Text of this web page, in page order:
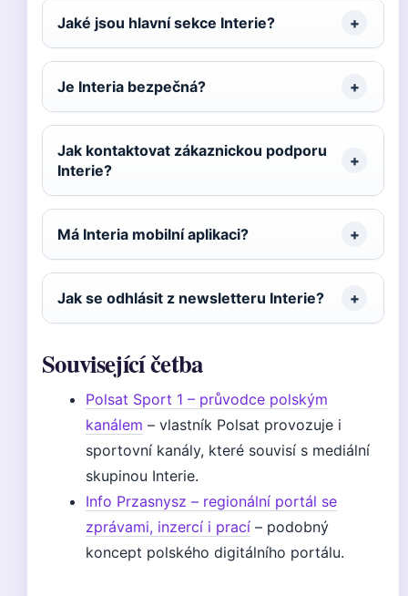
Jaké jsou hlavní sekce Interie?
Je Interia bezpečná?
Jak kontaktovat zákaznickou podporu
Interie?
Má Interia mobilní aplikaci?
Jak se odhlásit z newsletteru Interie?
Související četba
Polsat Sport 1 – průvodce polským
kanálem – vlastník Polsat provozuje i
sportovní kanály, které souvisí s mediální
skupinou Interie.
Info Przasnysz – regionální portál se
zprávami, inzercí i prací – podobný
koncept polského digitálního portálu.